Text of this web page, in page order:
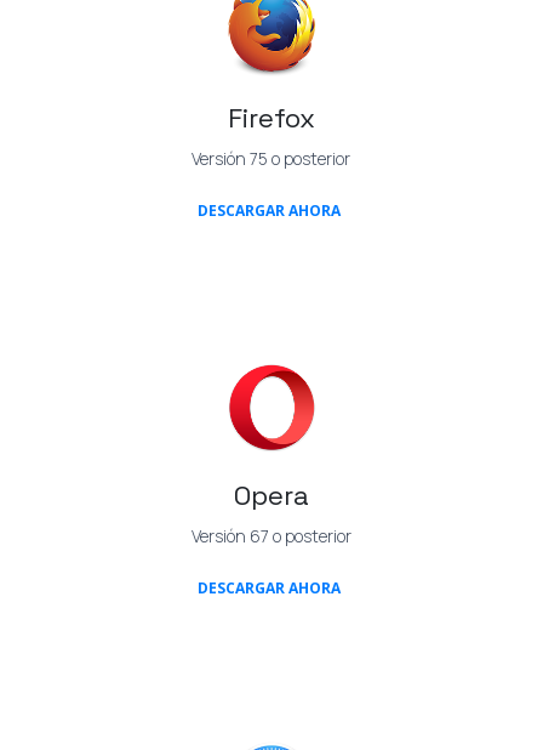
Firefox
Versión 75 o posterior
DESCARGAR AHORA
Opera
Versión 67 o posterior
DESCARGAR AHORA